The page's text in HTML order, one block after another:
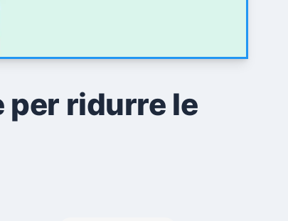
per ridurre le